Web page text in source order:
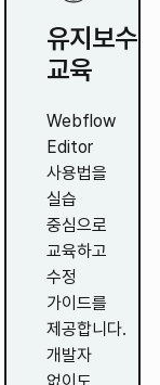
유지보수
교육
Webflow
Editor
사용법을
실습
중심으로
교육하고
수정
가이드를
제공합니다.
개발자
없이도